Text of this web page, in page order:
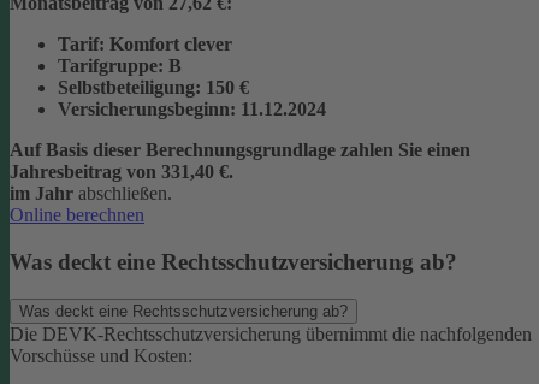
Tarif: Komfort clever
Tarifgruppe: B
Selbstbeteiligung: 150 €
Versicherungsbeginn: 11.12.2024
Auf Basis dieser Berechnungsgrundlage zahlen Sie einen
Jahresbeitrag von 331,40 €.
im Jahr abschließen.
Online berechnen
Was deckt eine Rechtsschutzversicherung ab?
Was deckt eine Rechtsschutzversicherung ab?
Die DEVK-Rechtsschutzversicherung übernimmt die nachfolgenden
Vorschüsse und Kosten: